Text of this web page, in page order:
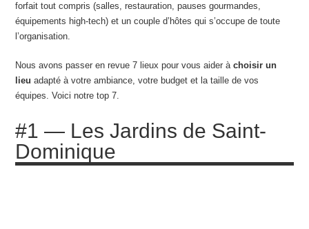
forfait tout compris (salles, restauration, pauses gourmandes,
équipements high-tech) et un couple d’hôtes qui s’occupe de toute
l’organisation.
Nous avons passer en revue 7 lieux pour vous aider àchoisir un
lieu adapté à votre ambiance, votre budget et la taille de vos
équipes. Voici notre top 7.
#1 — Les Jardins de Saint-
Dominique